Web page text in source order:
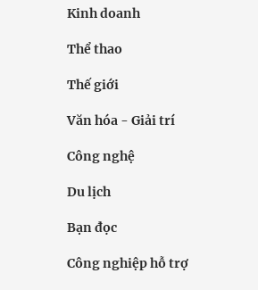
Kinh doanh
Thể thao
Thế giới
Văn hóa - Giải trí
Công nghệ
Du lịch
Bạn đọc
Công nghiệp hỗ trợ